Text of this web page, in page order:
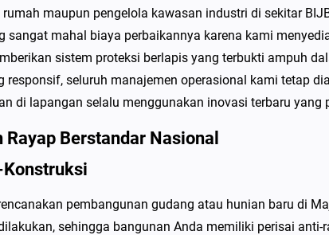
g
k
a
S
p
maupun pengelola kawasan industri di sekitar
sangat mahal biaya perbaikannya karena kami
sistem proteksi berlapis yang terbukti ampuh
responsif, seluruh manajemen operasional kami tetap
di lapangan selalu menggunakan inovasi terbaru
Berstandar Nasional
pembangunan gudang atau hunian baru di
sehingga bangunan Anda memiliki perisai